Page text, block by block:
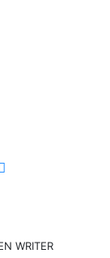
WRITER